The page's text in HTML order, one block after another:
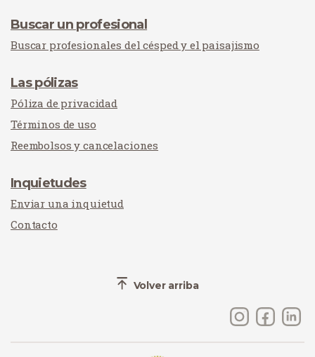
Buscar un profesional
Buscar profesionales del césped y el paisajismo
Las pólizas
Póliza de privacidad
Términos de uso
Reembolsos y cancelaciones
Inquietudes
Enviar una inquietud
Contacto
Volver arriba